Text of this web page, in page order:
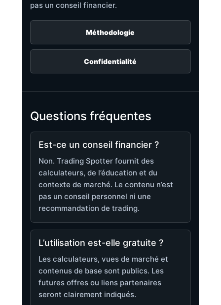
pas un conseil financier.
Méthodologie
Confidentialité
Questions fréquentes
Est-ce un conseil financier ?
Non. Trading Spotter fournit des
calculateurs, de l’éducation et du
contexte de marché. Le contenu n’est
pas un conseil personnel ni une
recommandation de trading.
L’utilisation est-elle gratuite ?
Les calculateurs, vues de marché et
contenus de base sont publics. Les
futures offres ou liens partenaires
seront clairement indiqués.